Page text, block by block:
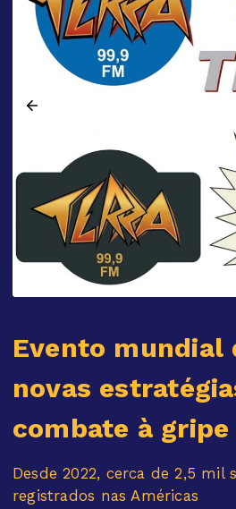
Evento mundial
novas
combate à gripe
Desde 2022, cerca de 2,5 mil
registrados nas Américas